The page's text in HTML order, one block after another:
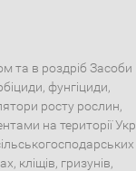
та в роздріб Засоби
фунгіциди,
росту рослин,
на території
кліщів, гризунів,